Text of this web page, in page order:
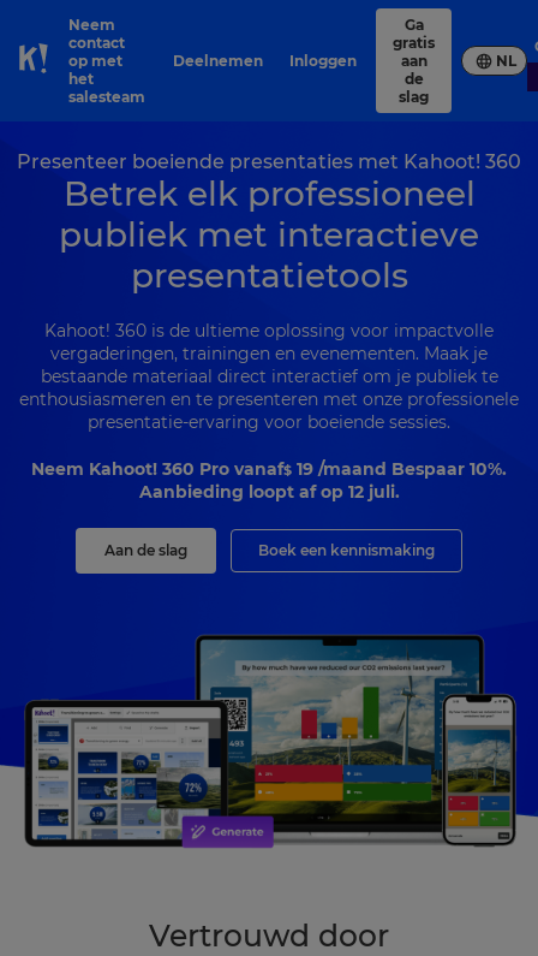
Skip to Page content
Neem
contact
op met
het
salesteam
Deelnemen Inloggen
Ga
gratis
aan
de
slag
NL
Presenteer boeiende presentaties met Kahoot! 360
Betrek elk professioneel
publiek met interactieve
presentatietools
Kahoot! 360 is de ultieme oplossing voor impactvolle
vergaderingen, trainingen en evenementen. Maak je
bestaande materiaal direct interactief om je publiek te
enthousiasmeren en te presenteren met onze professionele
presentatie-ervaring voor boeiende sessies.
Neem Kahoot! 360 Pro vanaf$ 19 /maand Bespaar 10%.
Aanbieding loopt af op 12 juli.
Aan de slag Boek een kennismaking
Vertrouwd door